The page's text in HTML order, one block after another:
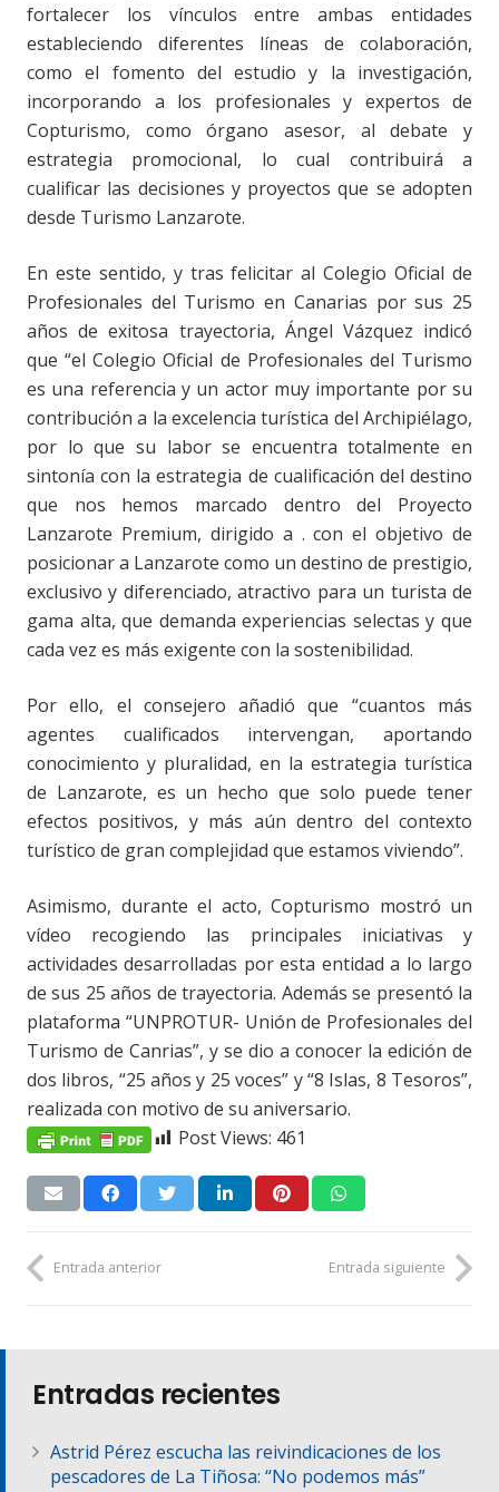
fortalecer los vínculos entre ambas entidades
estableciendo diferentes líneas de colaboración,
como el fomento del estudio y la investigación,
incorporando a los profesionales y expertos de
Copturismo, como órgano asesor, al debate y
estrategia promocional, lo cual contribuirá a
cualificar las decisiones y proyectos que se adopten
desde Turismo Lanzarote.
En este sentido, y tras felicitar al Colegio Oficial de
Profesionales del Turismo en Canarias por sus 25
años de exitosa trayectoria, Ángel Vázquez indicó
que “el Colegio Oficial de Profesionales del Turismo
es una referencia y un actor muy importante por su
contribución a la excelencia turística del Archipiélago,
por lo que su labor se encuentra totalmente en
sintonía con la estrategia de cualificación del destino
que nos hemos marcado dentro del Proyecto
Lanzarote Premium, dirigido a . con el objetivo de
posicionar a Lanzarote como un destino de prestigio,
exclusivo y diferenciado, atractivo para un turista de
gama alta, que demanda experiencias selectas y que
cada vez es más exigente con la sostenibilidad.
Por ello, el consejero añadió que “cuantos más
agentes cualificados intervengan, aportando
conocimiento y pluralidad, en la estrategia turística
de Lanzarote, es un hecho que solo puede tener
efectos positivos, y más aún dentro del contexto
turístico de gran complejidad que estamos viviendo”.
Asimismo, durante el acto, Copturismo mostró un
vídeo recogiendo las principales iniciativas y
actividades desarrolladas por esta entidad a lo largo
de sus 25 años de trayectoria. Además se presentó la
plataforma “UNPROTUR- Unión de Profesionales del
Turismo de Canrias”, y se dio a conocer la edición de
dos libros, “25 años y 25 voces” y “8 Islas, 8 Tesoros”,
realizada con motivo de su aniversario.
Post Views: 461
Entrada anterior Entrada siguiente
Entradas recientes
Astrid Pérez escucha las reivindicaciones de los
pescadores de La Tiñosa: “No podemos más”